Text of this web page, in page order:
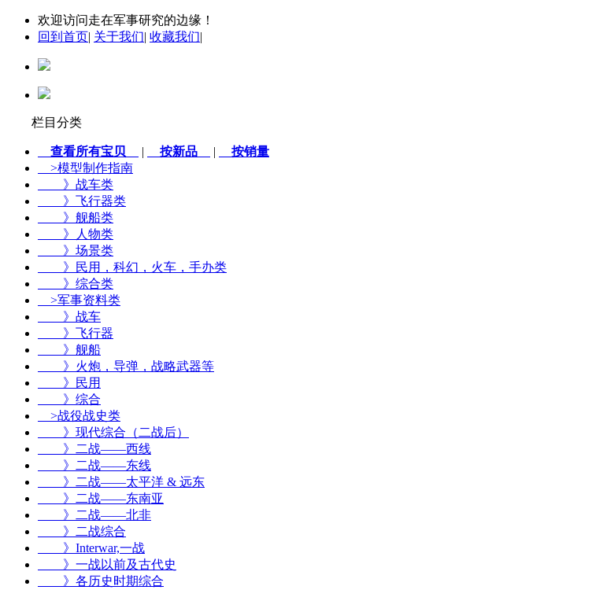
欢迎访问走在军事研究的边缘！
回到首页| 关于我们| 收藏我们|
栏目分类
查看所有宝贝 | 按新品 |
按销量
>模型制作指南
》战车类
》飞行器类
》舰船类
》人物类
》场景类
》民用，科幻，火车，手办类
》综合类
>军事资料类
》战车
》飞行器
》舰船
》火炮，导弹，战略武器等
》民用
》综合
>战役战史类
》现代综合（二战后）
》二战——西线
》二战——东线
》二战——太平洋 & 远东
》二战——东南亚
》二战——北非
》二战综合
》Interwar,一战
》一战以前及古代史
》各历史时期综合